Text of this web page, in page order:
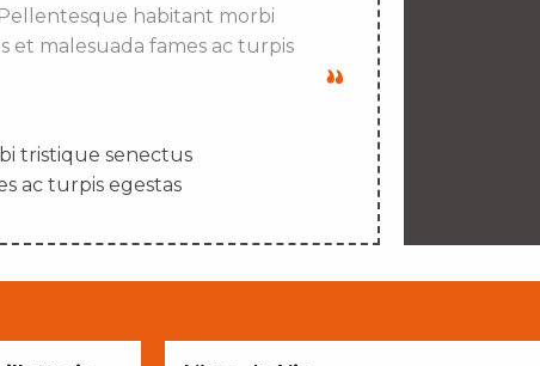
habitant morbi
et malesuada fames ac turpis
tristique senectus
ac turpis egestas